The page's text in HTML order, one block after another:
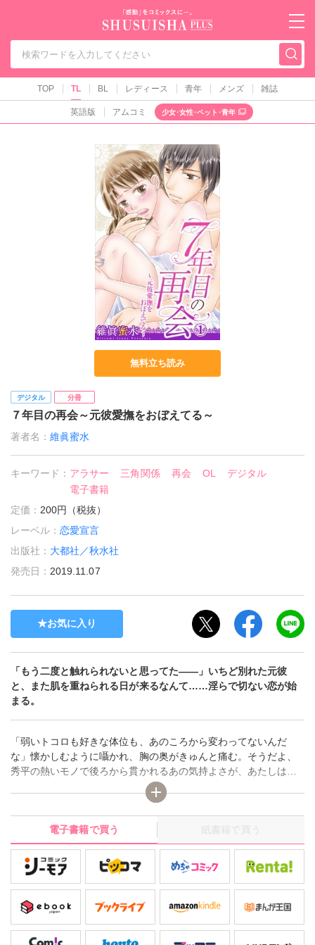
秋水社PLUS（テ
TOP TL BL レディース 青年 メンズ 雑誌
英語版 アムコミ 少女･女性･ペット･青年
無料立ち読み
デジタル 分冊
７年目の再会～元彼愛撫をおぼえてる～
著者名：維眞蜜水
キーワード： アラサー 三角関係 再会 OL
デジタル
電子書籍
定価： 200円（税抜）
レーベル：恋愛宣言
出版社： 大都社／秋水社
発売日： 2019.11.07
お気に入り
「もう二度と触れられないと思ってた――」いちど別れた元彼
と、また肌を重ねられる日が来るなんて……淫らで切ない恋が始
まる。
「弱いトコロも好きな体位も、あのころから変わってないんだ
な」懐かしむように囁かれ、胸の奥がきゅんと痛む。そうだよ、
秀平の熱いモノで後ろから貫かれるあの気持よさが、あたしはず
っと大好きだった――。仕事熱心なＯＬ・由乃は、７年間恋人ナ
シ。最後につき合った恋人との結婚よりキャリアを選ぶことにし
たのに、彼を忘れらないから。でも、そんな日々ももう終わり。
新しい相手をみつけて、その人と結婚しよう――そう思っていた
のに。「由乃?」「……秀平!?」別れた彼氏と再会し、しかも気づ
けばホテルのベッド。気まずさもたくさんあるのに、彼に甘いキ
スを落とされたら愛しさばかり甦り……!?
電子書籍で買う 紙書籍で買う